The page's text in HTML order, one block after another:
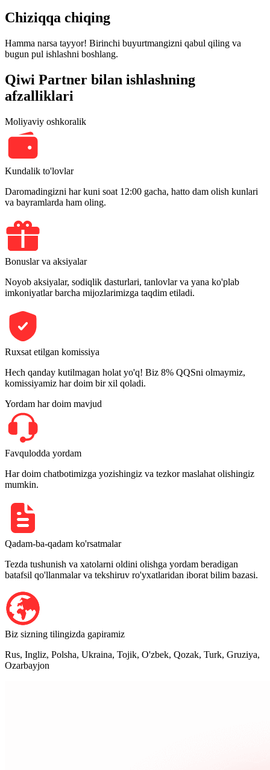
Chiziqqa chiqing
Hamma narsa tayyor! Birinchi buyurtmangizni qabul qiling va
bugun pul ishlashni boshlang.
Qiwi Partner bilan ishlashning
afzalliklari
Moliyaviy oshkoralik
Kundalik to'lovlar
Daromadingizni har kuni soat 12:00 gacha, hatto dam olish kunlari
va bayramlarda ham oling.
Bonuslar va aksiyalar
Noyob aksiyalar, sodiqlik dasturlari, tanlovlar va yana ko'plab
imkoniyatlar barcha mijozlarimizga taqdim etiladi.
Ruxsat etilgan komissiya
Hech qanday kutilmagan holat yo'q! Biz 8% QQSni olmaymiz,
komissiyamiz har doim bir xil qoladi.
Yordam har doim mavjud
Favqulodda yordam
Har doim chatbotimizga yozishingiz va tezkor maslahat olishingiz
mumkin.
Qadam-ba-qadam ko'rsatmalar
Tezda tushunish va xatolarni oldini olishga yordam beradigan
batafsil qo'llanmalar va tekshiruv ro'yxatlaridan iborat bilim bazasi.
Biz sizning tilingizda gapiramiz
Rus, Ingliz, Polsha, Ukraina, Tojik, O'zbek, Qozak, Turk, Gruziya,
Ozarbayjon